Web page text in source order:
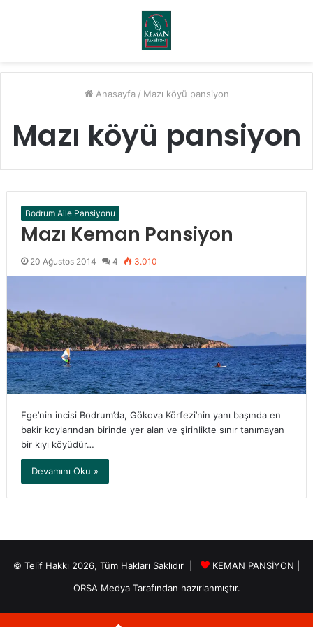
...
Anasayfa / Mazı köyü pansiyon
Mazı köyü pansiyon
Bodrum Aile Pansiyonu
Mazı Keman Pansiyon
20 Ağustos 2014 4 3.010
Ege’nin incisi Bodrum’da, Gökova Körfezi’nin yanı başında en
bakir koylarından birinde yer alan ve şirinlikte sınır tanımayan
bir kıyı köyüdür…
Devamını Oku »
© Telif Hakkı 2026, Tüm Hakları Saklıdır | KEMAN PANSİYON
ORSA MedyaTarafından hazırlanmıştır.